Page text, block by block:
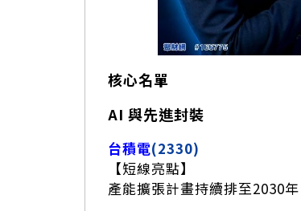
核心名單
AI 與先進封裝
台積電(2330)
【短線亮點】
產能擴張計畫持續排至2030